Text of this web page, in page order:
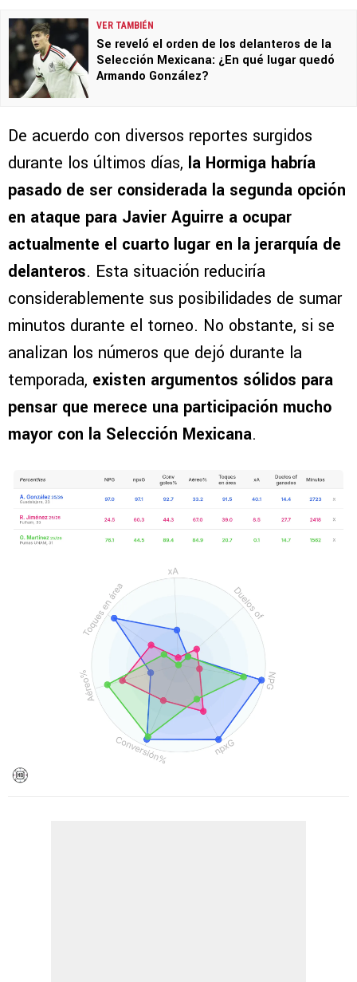
VER TAMBIÉN
Se reveló el orden de los delanteros de la
Selección Mexicana: ¿En qué lugar quedó
Armando González?
De acuerdo con diversos reportes surgidos
durante los últimos días, la Hormiga habría
pasado de ser considerada la segunda opción
en ataque para Javier Aguirre a ocupar
actualmente el cuarto lugar en la jerarquía de
delanteros. Esta situación reduciría
considerablemente sus posibilidades de sumar
minutos durante el torneo. No obstante, si se
analizan los números que dejó durante la
temporada, existen argumentos sólidos para
pensar que merece una participación mucho
mayor con la Selección Mexicana.